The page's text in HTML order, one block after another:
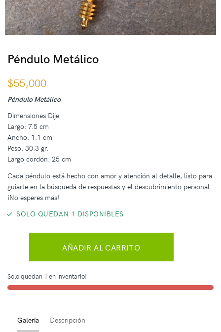
Péndulo Metálico
$55,000
Péndulo Metálico
Dimensiones Dije
Largo: 7.5 cm
Ancho: 1.1 cm
Peso: 30.3 gr.
Largo cordón: 25 cm
Cada péndulo está hecho con amor y atención al detalle, listo para
guiarte en la búsqueda de respuestas y el descubrimiento personal.
¡No esperes más!
SOLO QUEDAN 1 DISPONIBLES
AÑADIR AL CARRITO
Solo quedan 1 en inventario!
Galería Descripción